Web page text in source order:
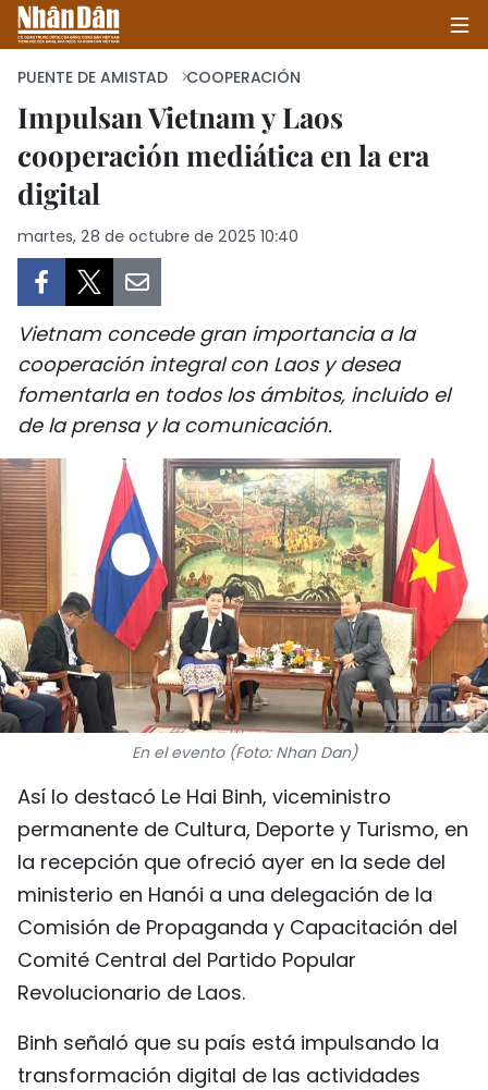
INICIO
SALUD - MEDIO AMBIENTE
CULTURA - ENTRETENIMIENTO
INTERNACIONAL
DEPORTES
VIAJES
PUENTE DE AMISTAD
HISTORIAS MULTIMEDIA
FOTOGRAFÍA
¿QUIÉNES SOMOS?
TIẾNG VIỆT
ENGLISH
中文
FRANÇAIS
РУССКИЙ
PUENTE DE AMISTAD COOPERACIÓN
Impulsan Vietnam y Laos
cooperación mediática en la era
digital
martes, 28 de octubre de 2025 10:40
Vietnam concede gran importancia a la
cooperación integral con Laos y desea
fomentarla en todos los ámbitos, incluido el
de la prensa y la comunicación.
En el evento (Foto: Nhan Dan)
Así lo destacó Le Hai Binh, viceministro
permanente de Cultura, Deporte y Turismo, en
la recepción que ofreció ayer en la sede del
ministerio en Hanói a una delegación de la
Comisión de Propaganda y Capacitación del
Comité Central del Partido Popular
Revolucionario de Laos.
Binh señaló que su país está impulsando la
transformación digital de las actividades